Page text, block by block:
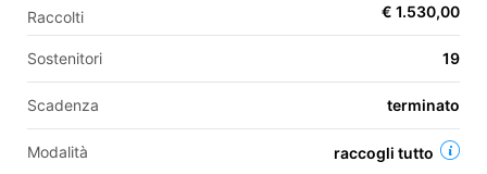
Raccolti € 1.530,00
Sostenitori 19
Scadenza terminato
Modalità raccogli tutto